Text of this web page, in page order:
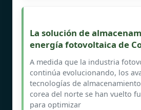
La solución de
energía fotovoltaica de
A medida que la industria
continúa evolucionando, los
tecnologías de
corea del norte se han vuelto
para optimizar